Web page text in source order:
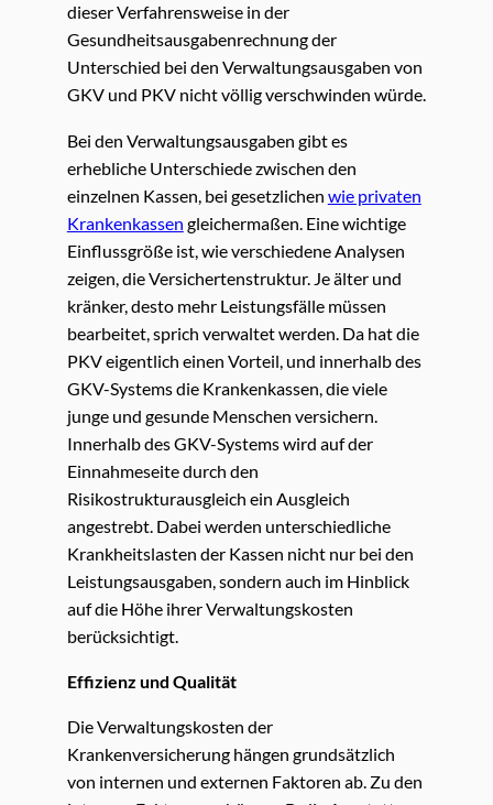
dieser Verfahrensweise in der
Gesundheitsausgabenrechnung der
Unterschied bei den Verwaltungsausgaben von
GKV und PKV nicht völlig verschwinden würde.
Bei den Verwaltungsausgaben gibt es
erhebliche Unterschiede zwischen den
einzelnen Kassen, bei gesetzlichen wie privaten
Krankenkassen gleichermaßen. Eine wichtige
Einflussgröße ist, wie verschiedene Analysen
zeigen, die Versichertenstruktur. Je älter und
kränker, desto mehr Leistungsfälle müssen
bearbeitet, sprich verwaltet werden. Da hat die
PKV eigentlich einen Vorteil, und innerhalb des
GKV-Systems die Krankenkassen, die viele
junge und gesunde Menschen versichern.
Innerhalb des GKV-Systems wird auf der
Einnahmeseite durch den
Risikostrukturausgleich ein Ausgleich
angestrebt. Dabei werden unterschiedliche
Krankheitslasten der Kassen nicht nur bei den
Leistungsausgaben, sondern auch im Hinblick
auf die Höhe ihrer Verwaltungskosten
berücksichtigt.
Effizienz und Qualität
Die Verwaltungskosten der
Krankenversicherung hängen grundsätzlich
von internen und externen Faktoren ab. Zu den